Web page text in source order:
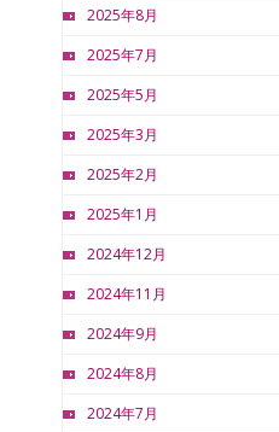
2025年8月
2025年7月
2025年5月
2025年3月
2025年2月
2025年1月
2024年12月
2024年11月
2024年9月
2024年8月
2024年7月